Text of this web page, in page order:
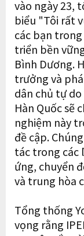
vào ngày 23,
biểu "Tôi rất
các bạn
triển bền
Bình Dương.
trưởng và
dân chủ tự
Hàn Quốc sẽ
nghiệm này
đề cập.
tác trong các
ứng, chuyển
và trung hòa
Tổng thống
vọng rằng